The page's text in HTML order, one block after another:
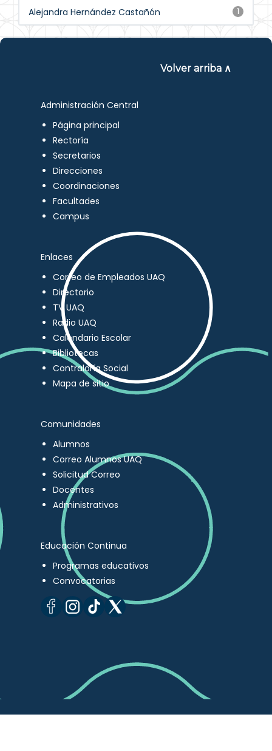
1
Alejandra Hernández Castañón
Volver arriba ∧
Administración Central
Página principal
Rectoría
Secretarios
Direcciones
Coordinaciones
Facultades
Campus
Enlaces
Correo de Empleados UAQ
Directorio
TV UAQ
Radio UAQ
Calendario Escolar
Bibliotecas
Contraloría Social
Mapa de sitio
Comunidades
Alumnos
Correo Alumnos UAQ
Solicitud Correo
Docentes
Administrativos
Educación Continua
Programas educativos
Convocatorias